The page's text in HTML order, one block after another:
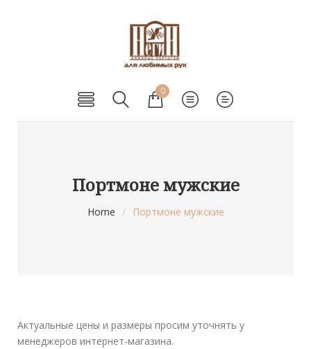
0
Портмоне мужские
Home / Портмоне мужские
Актуальные цены и размеры просим уточнять у
менеджеров интернет-магазина.